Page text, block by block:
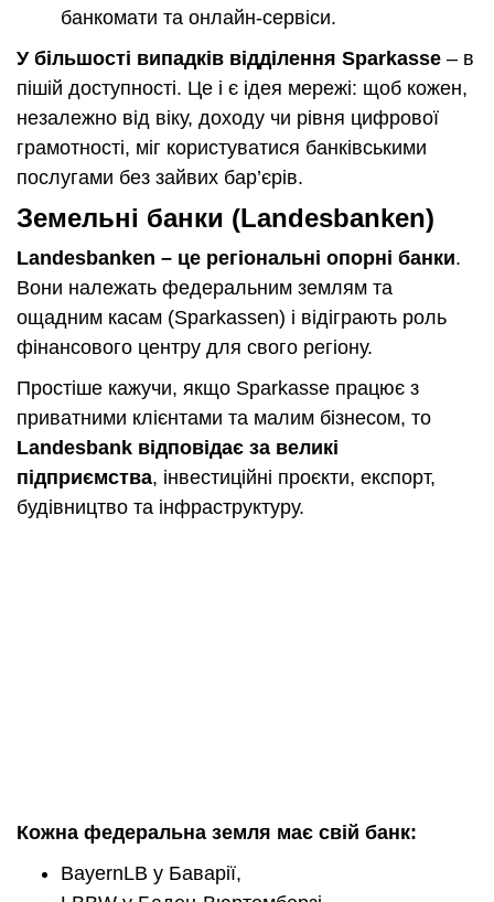
банкомати та онлайн-сервіси.
У більшості випадків відділення Sparkasse – в
пішій доступності. Це і є ідея мережі: щоб кожен,
незалежно від віку, доходу чи рівня цифрової
грамотності, міг користуватися банківськими
послугами без зайвих бар’єрів.
Земельні банки (Landesbanken)
Landesbanken – це регіональні опорні банки.
Вони належать федеральним землям та
ощадним касам (Sparkassen) і відіграють роль
фінансового центру для свого регіону.
Простіше кажучи, якщо Sparkasse працює з
приватними клієнтами та малим бізнесом, то
Landesbank відповідає за великі
підприємства, інвестиційні проєкти, експорт,
будівництво та інфраструктуру.
Кожна федеральна земля має свій банк:
BayernLB у Баварії,